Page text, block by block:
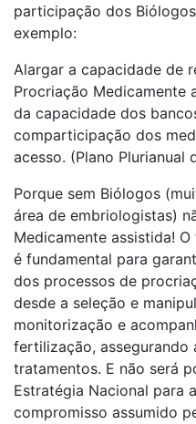
participação dos
exemplo:
Alargar a capacidade de
Procriação Medicamente
da capacidade dos
comparticipação dos
acesso. (Plano Plurianual
Porque sem Biólogos
área de embriologistas)
Medicamente assistida!
é fundamental para
dos processos de
desde a seleção e
monitorização e
fertilização, assegurando
tratamentos. E não será
Estratégia Nacional para
compromisso assumido